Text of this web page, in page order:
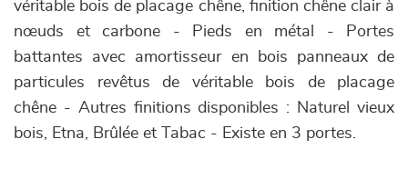
véritable bois de placage chêne, finition chêne clair à
nœuds et carbone - Pieds en métal - Portes
battantes avec amortisseur en bois panneaux de
particules revêtus de véritable bois de placage
chêne - Autres finitions disponibles : Naturel vieux
bois, Etna, Brûlée et Tabac - Existe en 3 portes.